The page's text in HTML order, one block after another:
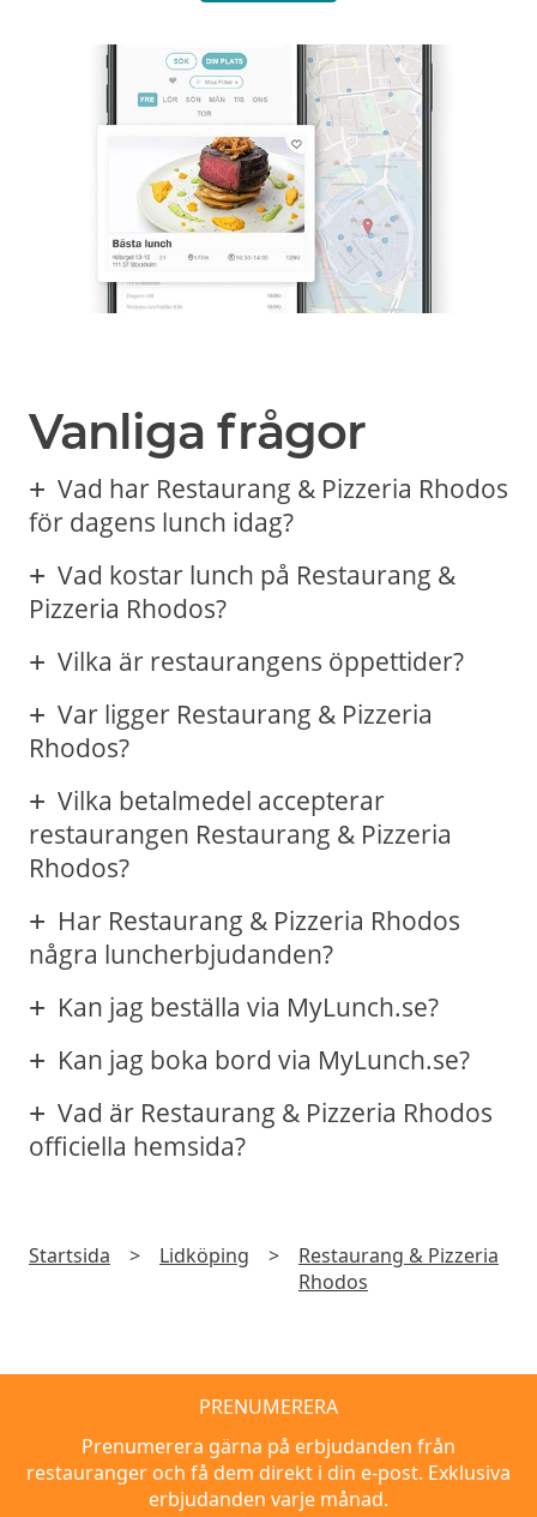
Vanliga frågor
Vad har Restaurang & Pizzeria Rhodos
för dagens lunch idag?
Vad kostar lunch på Restaurang &
Pizzeria Rhodos?
Vilka är restaurangens öppettider?
Var ligger Restaurang & Pizzeria
Rhodos?
Vilka betalmedel accepterar
restaurangen Restaurang & Pizzeria
Rhodos?
Har Restaurang & Pizzeria Rhodos
några luncherbjudanden?
Kan jag beställa via MyLunch.se?
Kan jag boka bord via MyLunch.se?
Vad är Restaurang & Pizzeria Rhodos
officiella hemsida?
Startsida > Lidköping >
Restaurang & Pizzeria
Rhodos
PRENUMERERA
Prenumerera gärna på erbjudanden från
restauranger och få dem direkt i din e-post. Exklusiva
erbjudanden varje månad.